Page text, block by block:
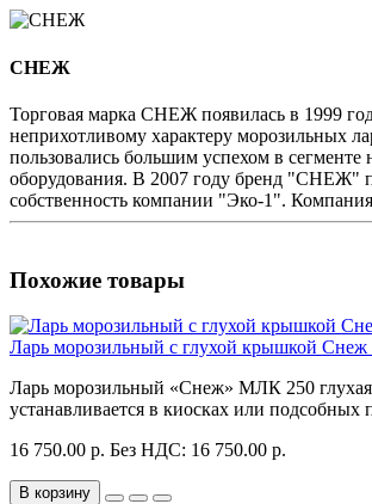
СНЕЖ
Торговая марка СНЕЖ появилась в 1999
неприхотливому характеру морозильных
пользовались большим успехом в сегменте
оборудования. В 2007 году бренд "СНЕЖ"
собственность компании "Эко-1".
Похожие товары
Ларь морозильный с глухой крышкой
Ларь морозильный «Снеж» МЛК 250
устанавливается в киосках или подсобных
16 750.00 р. Без НДС: 16 750.00 р.
В корзину